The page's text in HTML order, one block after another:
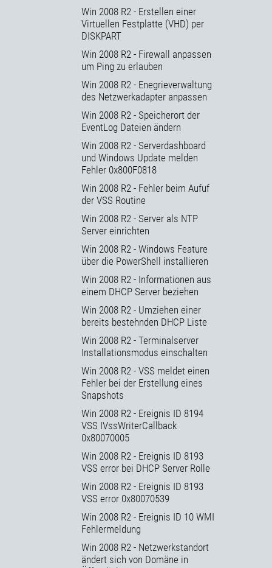
Win 2008 R2 - Erstellen einer
Virtuellen Festplatte (VHD) per
DISKPART
Win 2008 R2 - Firewall anpassen
um Ping zu erlauben
Win 2008 R2 - Enegrieverwaltung
des Netzwerkadapter anpassen
Win 2008 R2 - Speicherort der
EventLog Dateien ändern
Win 2008 R2 - Serverdashboard
und Windows Update melden
Fehler 0x800F0818
Win 2008 R2 - Fehler beim Aufuf
der VSS Routine
Win 2008 R2 - Server als NTP
Server einrichten
Win 2008 R2 - Windows Feature
über die PowerShell installieren
Win 2008 R2 - Informationen aus
einem DHCP Server beziehen
Win 2008 R2 - Umziehen einer
bereits bestehnden DHCP Liste
Win 2008 R2 - Terminalserver
Installationsmodus einschalten
Win 2008 R2 - VSS meldet einen
Fehler bei der Erstellung eines
Snapshots
Win 2008 R2 - Ereignis ID 8194
VSS IVssWriterCallback
0x80070005
Win 2008 R2 - Ereignis ID 8193
VSS error bei DHCP Server Rolle
Win 2008 R2 - Ereignis ID 8193
VSS error 0x80070539
Win 2008 R2 - Ereignis ID 10 WMI
Fehlermeldung
Win 2008 R2 - Netzwerkstandort
ändert sich von Domäne in